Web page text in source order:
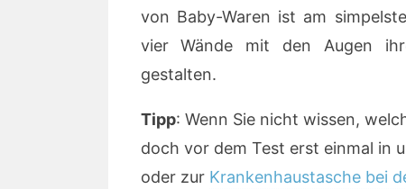
von Baby-Waren ist am
vier Wände mit den Augen
gestalten.
Tipp: Wenn Sie nicht wissen,
doch vor dem Test erst einmal in
oder zur Krankenhaustasche bei